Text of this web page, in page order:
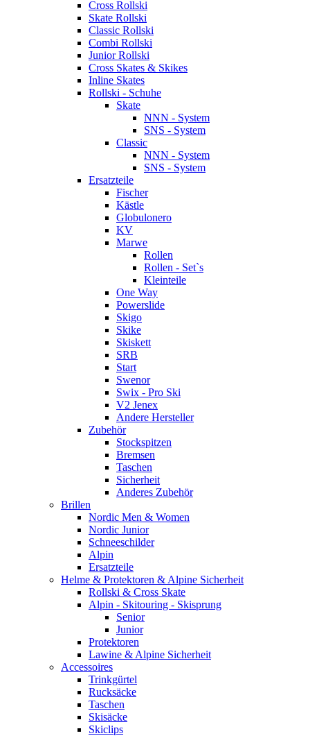
Cross Rollski
Skate Rollski
Classic Rollski
Combi Rollski
Junior Rollski
Cross Skates & Skikes
Inline Skates
Rollski - Schuhe
Skate
NNN - System
SNS - System
Classic
NNN - System
SNS - System
Ersatzteile
Fischer
Kästle
Globulonero
KV
Marwe
Rollen
Rollen - Set`s
Kleinteile
One Way
Powerslide
Skigo
Skike
Skiskett
SRB
Start
Swenor
Swix - Pro Ski
V2 Jenex
Andere Hersteller
Zubehör
Stockspitzen
Bremsen
Taschen
Sicherheit
Anderes Zubehör
Brillen
Nordic Men & Women
Nordic Junior
Schneeschilder
Alpin
Ersatzteile
Helme & Protektoren & Alpine Sicherheit
Rollski & Cross Skate
Alpin - Skitouring - Skisprung
Senior
Junior
Protektoren
Lawine & Alpine Sicherheit
Accessoires
Trinkgürtel
Rucksäcke
Taschen
Skisäcke
Skiclips